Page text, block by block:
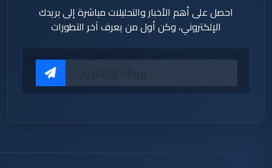
احصل على أهم الأخبار والتحليلات مباشرة إلى بريدك
الإلكتروني، وكن أول من يعرف آخر التطورات